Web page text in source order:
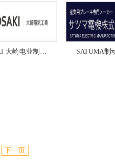
OSAKI 大崎电业制动器 SATUMA制
下一页